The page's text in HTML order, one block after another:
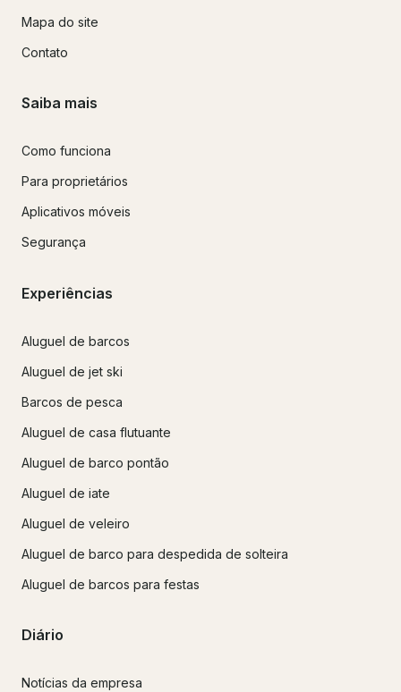
Mapa do site
Contato
Saiba mais
Como funciona
Para proprietários
Aplicativos móveis
Segurança
Experiências
Aluguel de barcos
Aluguel de jet ski
Barcos de pesca
Aluguel de casa flutuante
Aluguel de barco pontão
Aluguel de iate
Aluguel de veleiro
Aluguel de barco para despedida de solteira
Aluguel de barcos para festas
Diário
Notícias da empresa